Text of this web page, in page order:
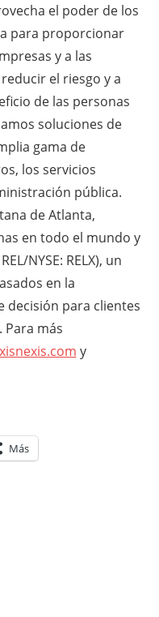
el poder de los
para proporcionar
y a las
el riesgo y a
de las personas
soluciones de
gama de
los servicios
pública.
de Atlanta,
en todo el mundo y
NYSE: RELX), un
en la
decisión para clientes
Para más
y
Más